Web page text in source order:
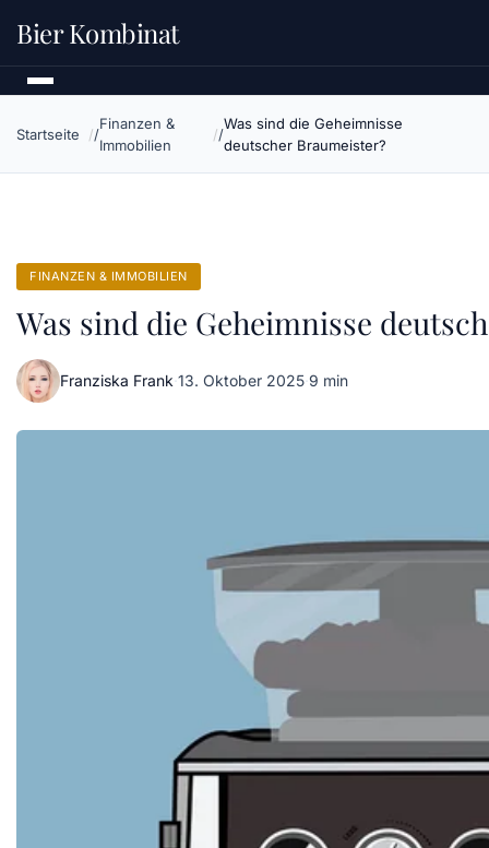
Bier Kombinat
Startseite
Finanzen &
Immobilien
Was sind die Geheimnisse
deutscher Braumeister?
FINANZEN & IMMOBILIEN
Was sind die Geheimnisse
Franziska Frank·13. Oktober 2025·9 min